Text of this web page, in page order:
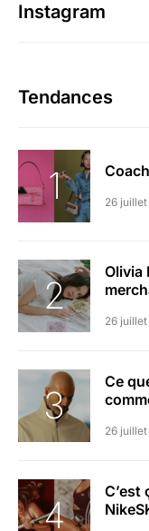
Instagram
Tendances
26
Olivia
26
Ce
26
C’est